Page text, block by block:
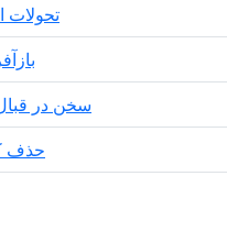
تحولات
سخن در
حذف